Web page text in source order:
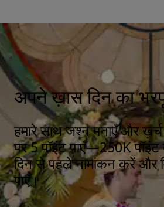
अपने ख़ास दिन का
हमारे साथ जश्न मनाएँ और
पर 5 पॉइंट पाएँ—250K
दिन से पहले नामांकन करें और
पाएँ।